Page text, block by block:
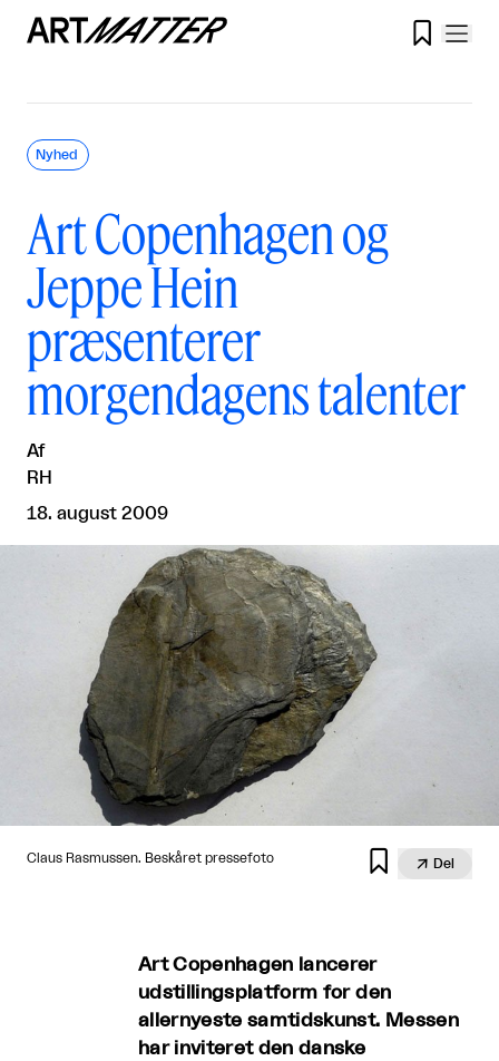

Art Copenhagen og
Jeppe Hein
præsenterer
morgendagens talenter
Af
RH
18. august 2009
Nyhed
Claus Rasmussen. Beskåret pressefoto   Del
Art Copenhagen lancerer
udstillingsplatform for den
allernyeste samtidskunst. Messen
har inviteret den danske